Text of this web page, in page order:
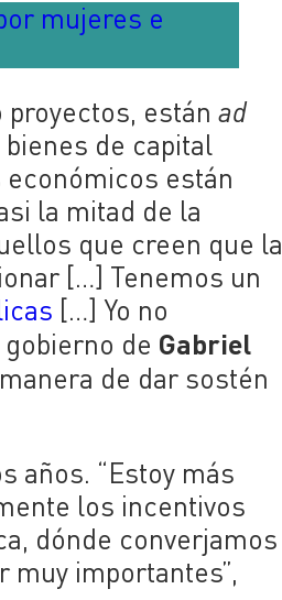
mujeres e
proyectos, estánad
de capital
económicos están
la mitad de la
que creen que la
[…] Tenemos un
[…] Yo no
de Gabriel
de dar sostén
años. “Estoy más
los incentivos
dónde converjamos
muy importantes”,